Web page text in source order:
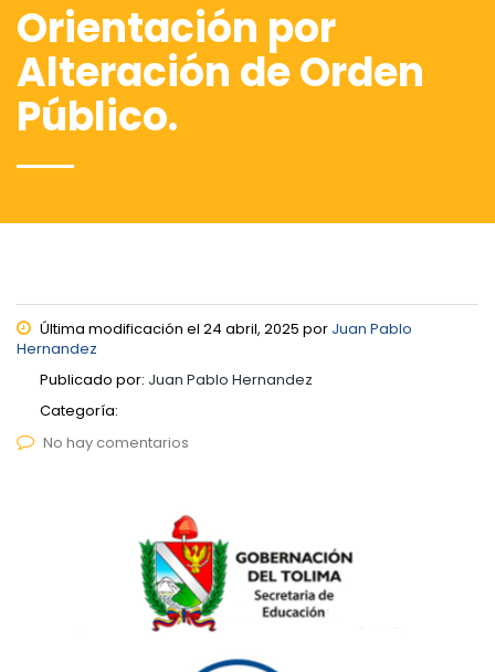
Orientación por
Alteración de Orden
Público.
Última modificación el 24 abril, 2025 por Juan Pablo
Hernandez
Publicado por: Juan Pablo Hernandez
Categoría:
No hay comentarios